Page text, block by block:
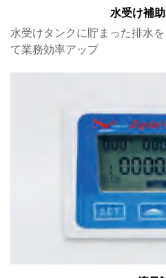
水受け補
水受けタンクに貯まった排水
て業務効率アップ